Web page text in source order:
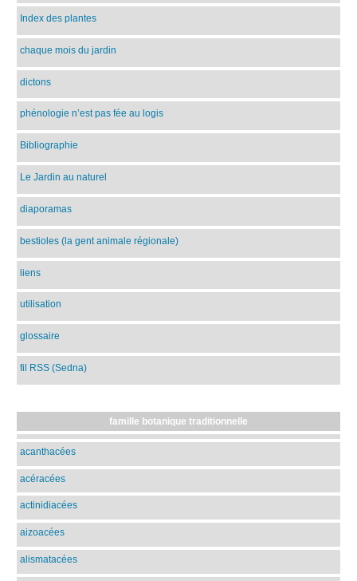
Index des plantes
chaque mois du jardin
dictons
phénologie n’est pas fée au logis
Bibliographie
Le Jardin au naturel
diaporamas
bestioles (la gent animale régionale)
liens
utilisation
glossaire
fil RSS (Sedna)
famille botanique traditionnelle
acanthacées
acéracées
actinidiacées
aizoacées
alismatacées